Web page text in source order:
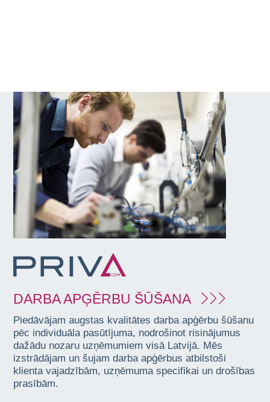
DARBA APĢĒRBU ŠŪŠANA
Piedāvājam augstas kvalitātes darba apģērbu šūšanu
pēc individuāla pasūtījuma, nodrošinot risinājumus
dažādu nozaru uzņēmumiem visā Latvijā. Mēs
izstrādājam un šujam darba apģērbus atbilstoši
klienta vajadzībām, uzņēmuma specifikai un drošības
prasībām.